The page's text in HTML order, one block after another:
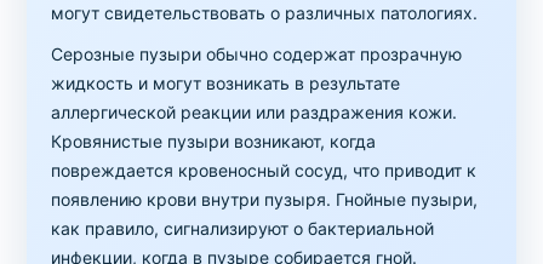
могут свидетельствовать о различных патологиях.
Серозные пузыри обычно содержат прозрачную
жидкость и могут возникать в результате
аллергической реакции или раздражения кожи.
Кровянистые пузыри возникают, когда
повреждается кровеносный сосуд, что приводит к
появлению крови внутри пузыря. Гнойные пузыри,
как правило, сигнализируют о бактериальной
инфекции, когда в пузыре собирается гной.